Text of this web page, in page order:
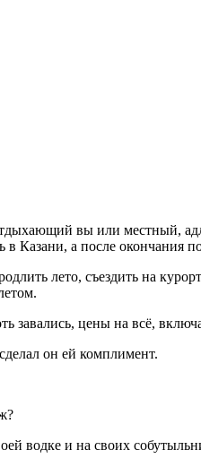
вы или местный,
а после окончания
лето, съездить на
завались, цены на всё,
он ей комплимент.
водке и на своих